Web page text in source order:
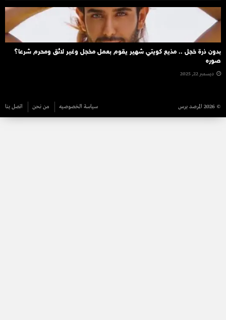
بدون ذرة خجل .. مذيع كويتي شهير يقوم بعمل مخجل وغير لائق ومحرم شرعا؟
صوره
ديسمبر 22, 2025
© 2026 المرصد برس سياسة الخصوصيه من نحن اتصل بنا